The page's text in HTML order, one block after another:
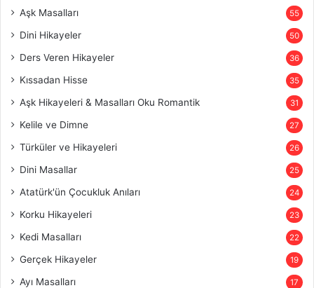
Aşk Masalları 55
Dini Hikayeler 50
Ders Veren Hikayeler 36
Kıssadan Hisse 35
Aşk Hikayeleri & Masalları Oku Romantik 31
Kelile ve Dimne 27
Türküler ve Hikayeleri 26
Dini Masallar 25
Atatürk'ün Çocukluk Anıları 24
Korku Hikayeleri 23
Kedi Masalları 22
Gerçek Hikayeler 19
Ayı Masalları 17